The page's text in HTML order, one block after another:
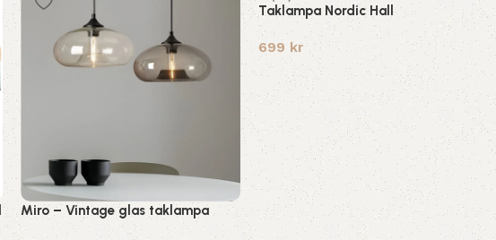
Miro – Vintage glas taklampa
Taklampa Nordic Hall
699 kr